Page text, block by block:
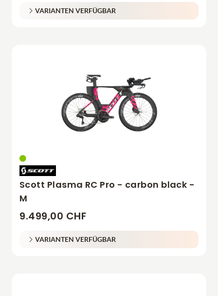
VARIANTEN VERFÜGBAR
Scott Plasma RC Pro - carbon black -
M
9.499,00 CHF
VARIANTEN VERFÜGBAR